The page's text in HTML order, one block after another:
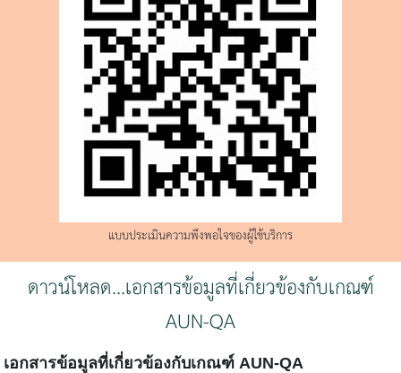
แบบประเมินความพึงพอใจของผู้ใช้บริการ
ดาวน์โหลด...เอกสารข้อมูลที่เกี่ยวข้องกับเกณฑ์
AUN-QA
เอกสารข้อมูลที่เกี่ยวข้องกับเกณฑ์ AUN-QA